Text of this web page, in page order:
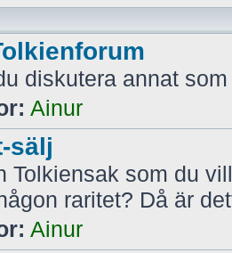
diskutera annat
Ainur
sälj
Tolkiensak som du
raritet? Då är
Ainur